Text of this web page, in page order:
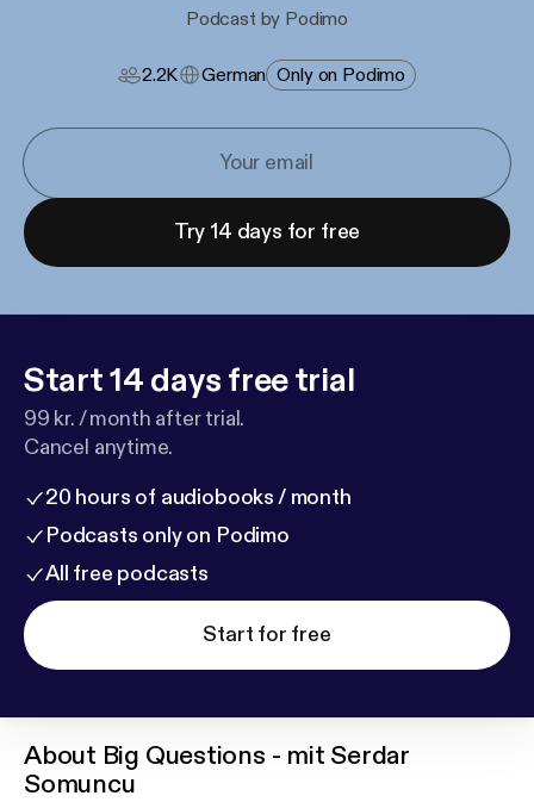
Podcast by Podimo
2.2K German Only on Podimo
Try 14 days for free
Start 14 days free trial
99 kr. / month after trial.
Cancel anytime.
20 hours of audiobooks / month
Podcasts only on Podimo
All free podcasts
Start for free
About Big Questions - mit Serdar
Somuncu